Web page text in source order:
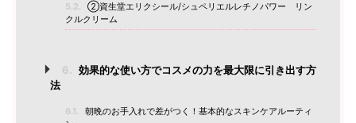
5.2.
②資生堂エリクシール/シュペリエルレチノパワー リン
クルクリーム
6.
効果的な使い方でコスメの力を最大限に引き出す方
法
6.1.
朝晩のお手入れで差がつく！基本的なスキンケアルーティ